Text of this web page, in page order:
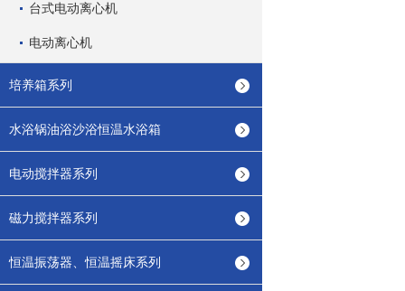
台式电动离心机
电动离心机
培养箱系列
水浴锅油浴沙浴恒温水浴箱
电动搅拌器系列
磁力搅拌器系列
恒温振荡器、恒温摇床系列